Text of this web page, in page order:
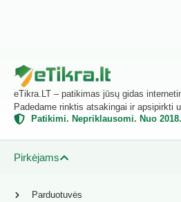
eTikra.LT – patikimas jūsų gidas
Padedame rinktis atsakingai ir apsipirkti
Patikimi. Nepriklausomi. Nuo 2018.
Pirkėjams
Parduotuvės